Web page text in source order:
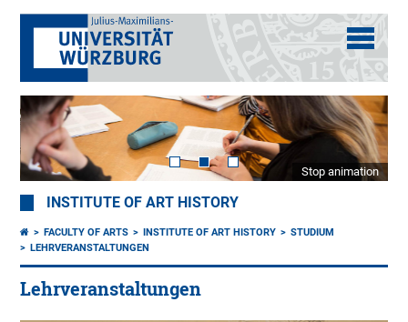
Stop animation
INSTITUTE OF ART HISTORY
FACULTY OF ARTS INSTITUTE OF ART HISTORY
STUDIUM
LEHRVERANSTALTUNGEN
Lehrveranstaltungen